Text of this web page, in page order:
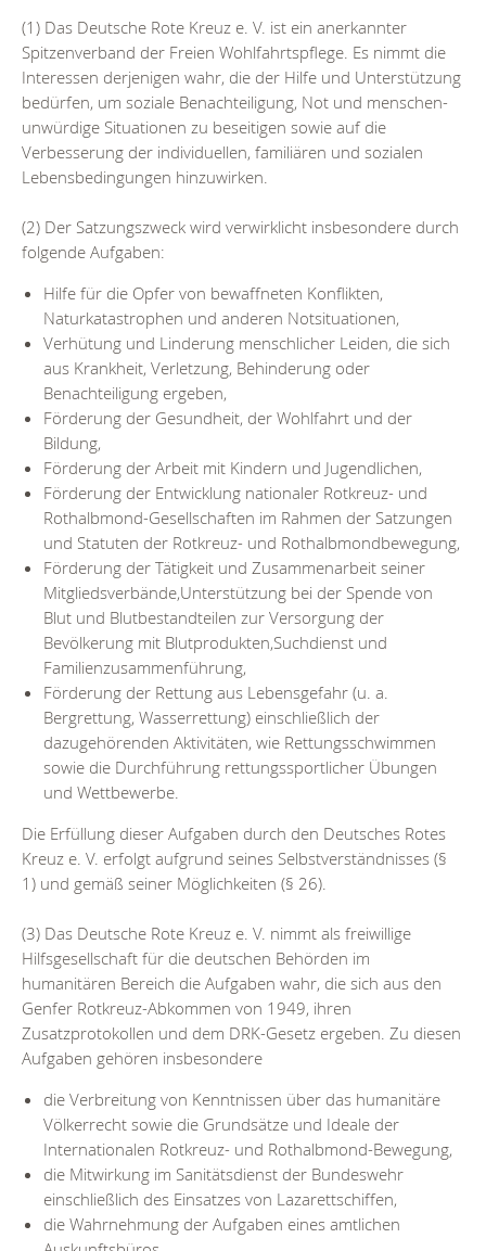
(1) Das Deutsche Rote Kreuz e. V. ist ein anerkannter
Spitzenverband der Freien Wohlfahrtspflege. Es nimmt die
Interessen derjenigen wahr, die der Hilfe und Unterstützung
bedürfen, um soziale Benachteiligung, Not und menschen-
unwürdige Situationen zu beseitigen sowie auf die
Verbesserung der individuellen, familiären und sozialen
Lebensbedingungen hinzuwirken.
(2) Der Satzungszweck wird verwirklicht insbesondere durch
folgende Aufgaben:
Hilfe für die Opfer von bewaffneten Konflikten,
Naturkatastrophen und anderen Notsituationen,
Verhütung und Linderung menschlicher Leiden, die sich
aus Krankheit, Verletzung, Behinderung oder
Benachteiligung ergeben,
Förderung der Gesundheit, der Wohlfahrt und der
Bildung,
Förderung der Arbeit mit Kindern und Jugendlichen,
Förderung der Entwicklung nationaler Rotkreuz- und
Rothalbmond-Gesellschaften im Rahmen der Satzungen
und Statuten der Rotkreuz- und Rothalbmondbewegung,
Förderung der Tätigkeit und Zusammenarbeit seiner
Mitgliedsverbände,Unterstützung bei der Spende von
Blut und Blutbestandteilen zur Versorgung der
Bevölkerung mit Blutprodukten,Suchdienst und
Familienzusammenführung,
Förderung der Rettung aus Lebensgefahr (u. a.
Bergrettung, Wasserrettung) einschließlich der
dazugehörenden Aktivitäten, wie Rettungsschwimmen
sowie die Durchführung rettungssportlicher Übungen
und Wettbewerbe.
Die Erfüllung dieser Aufgaben durch den Deutsches Rotes
Kreuz e. V. erfolgt aufgrund seines Selbstverständnisses (§
1) und gemäß seiner Möglichkeiten (§ 26).
(3) Das Deutsche Rote Kreuz e. V. nimmt als freiwillige
Hilfsgesellschaft für die deutschen Behörden im
humanitären Bereich die Aufgaben wahr, die sich aus den
Genfer Rotkreuz-Abkommen von 1949, ihren
Zusatzprotokollen und dem DRK-Gesetz ergeben. Zu diesen
Aufgaben gehören insbesondere
die Verbreitung von Kenntnissen über das humanitäre
Völkerrecht sowie die Grundsätze und Ideale der
Internationalen Rotkreuz- und Rothalbmond-Bewegung,
die Mitwirkung im Sanitätsdienst der Bundeswehr
einschließlich des Einsatzes von Lazarettschiffen,
die Wahrnehmung der Aufgaben eines amtlichen